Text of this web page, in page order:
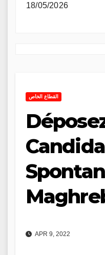
18/05/2026
القطاع الخاص
APR 9, 2022